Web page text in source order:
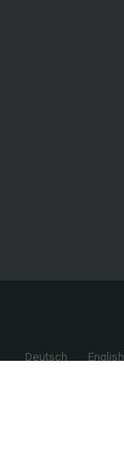
Deutsch English